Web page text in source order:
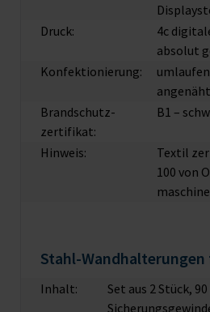
Druck:
4c
absolut
Konfektionierung:
angenäht
Brandschutz­
zertifikat:
B1 –
Hinweis:
Textil
100 von
Stahl-
Inhalt:
Set aus 2 Stück,